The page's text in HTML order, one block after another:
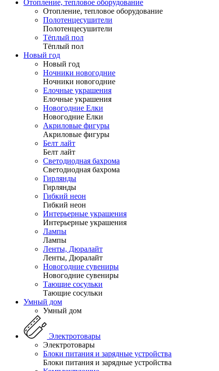
Отопление, тепловое оборудование
Отопление, тепловое оборудование
Полотенцесушители
Полотенцесушители
Тёплый пол
Тёплый пол
Новый год
Новый год
Ночники новогодние
Ночники новогодние
Елочные украшения
Елочные украшения
Новогодние Елки
Новогодние Елки
Акриловые фигуры
Акриловые фигуры
Белт лайт
Белт лайт
Светодиодная бахрома
Светодиодная бахрома
Гирлянды
Гирлянды
Гибкий неон
Гибкий неон
Интерьерные украшения
Интерьерные украшения
Лампы
Лампы
Ленты, Дюралайт
Ленты, Дюралайт
Новогодние сувениры
Новогодние сувениры
Тающие сосульки
Тающие сосульки
Умный дом
Умный дом
Электротовары
Электротовары
Блоки питания и зарядные устройства
Блоки питания и зарядные устройства